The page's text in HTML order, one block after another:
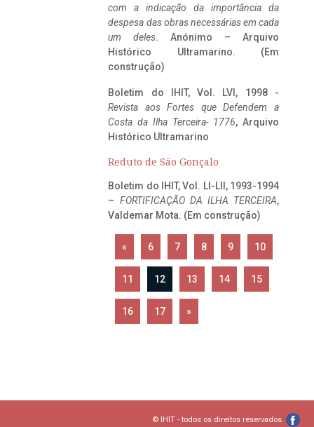
com a indicação da importância da
despesa das obras necessárias em cada
um deles. Anónimo – Arquivo
Histórico Ultramarino. (Em
construção)
Boletim do IHIT, Vol. LVI, 1998 -
Revista aos Fortes que Defendem a
Costa da Ilha Terceira- 1776, Arquivo
Histórico Ultramarino
Reduto de São Gonçalo
Boletim do IHIT, Vol. LI-LII, 1993-1994
– FORTIFICAÇÃO DA ILHA TERCEIRA,
Valdemar Mota. (Em construção)
« 6 7 8 9 10
11 12 13 14 15
16 17 »
© IHIT - todos os direitos reservados.